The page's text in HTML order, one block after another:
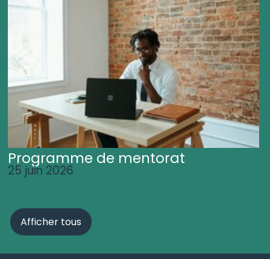
Programme de mentorat
25 juin 2026
Afficher tous